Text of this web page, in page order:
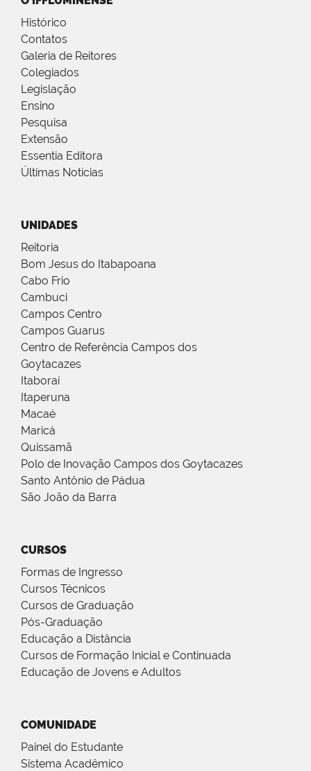
Histórico
Contatos
Galeria de Reitores
Colegiados
Legislação
Ensino
Pesquisa
Extensão
Essentia Editora
Últimas Notícias
UNIDADES
Reitoria
Bom Jesus do Itabapoana
Cabo Frio
Cambuci
Campos Centro
Campos Guarus
Centro de Referência Campos dos
Goytacazes
Itaboraí
Itaperuna
Macaé
Maricá
Quissamã
Polo de Inovação Campos dos Goytacazes
Santo Antônio de Pádua
São João da Barra
CURSOS
Formas de Ingresso
Cursos Técnicos
Cursos de Graduação
Pós-Graduação
Educação a Distância
Cursos de Formação Inicial e Continuada
Educação de Jovens e Adultos
COMUNIDADE
Painel do Estudante
Sistema Acadêmico